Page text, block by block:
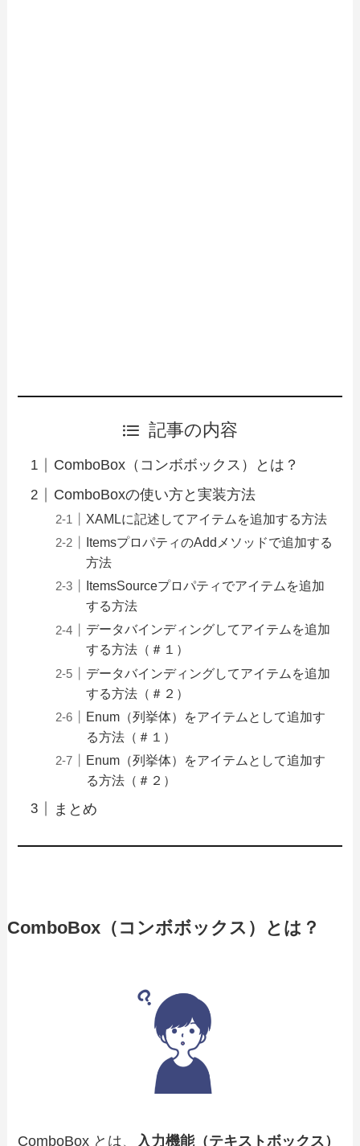
記事の内容
ComboBox（コンボボックス）とは？
ComboBoxの使い方と実装方法
XAMLに記述してアイテムを追加する方法
ItemsプロパティのAddメソッドで追加する
方法
ItemsSourceプロパティでアイテムを追加
する方法
データバインディングしてアイテムを追加
する方法（＃１）
データバインディングしてアイテムを追加
する方法（＃２）
Enum（列挙体）をアイテムとして追加す
る方法（＃１）
Enum（列挙体）をアイテムとして追加す
る方法（＃２）
まとめ
ComboBox（コンボボックス）とは？
ComboBox とは、 入力機能（テキストボックス）